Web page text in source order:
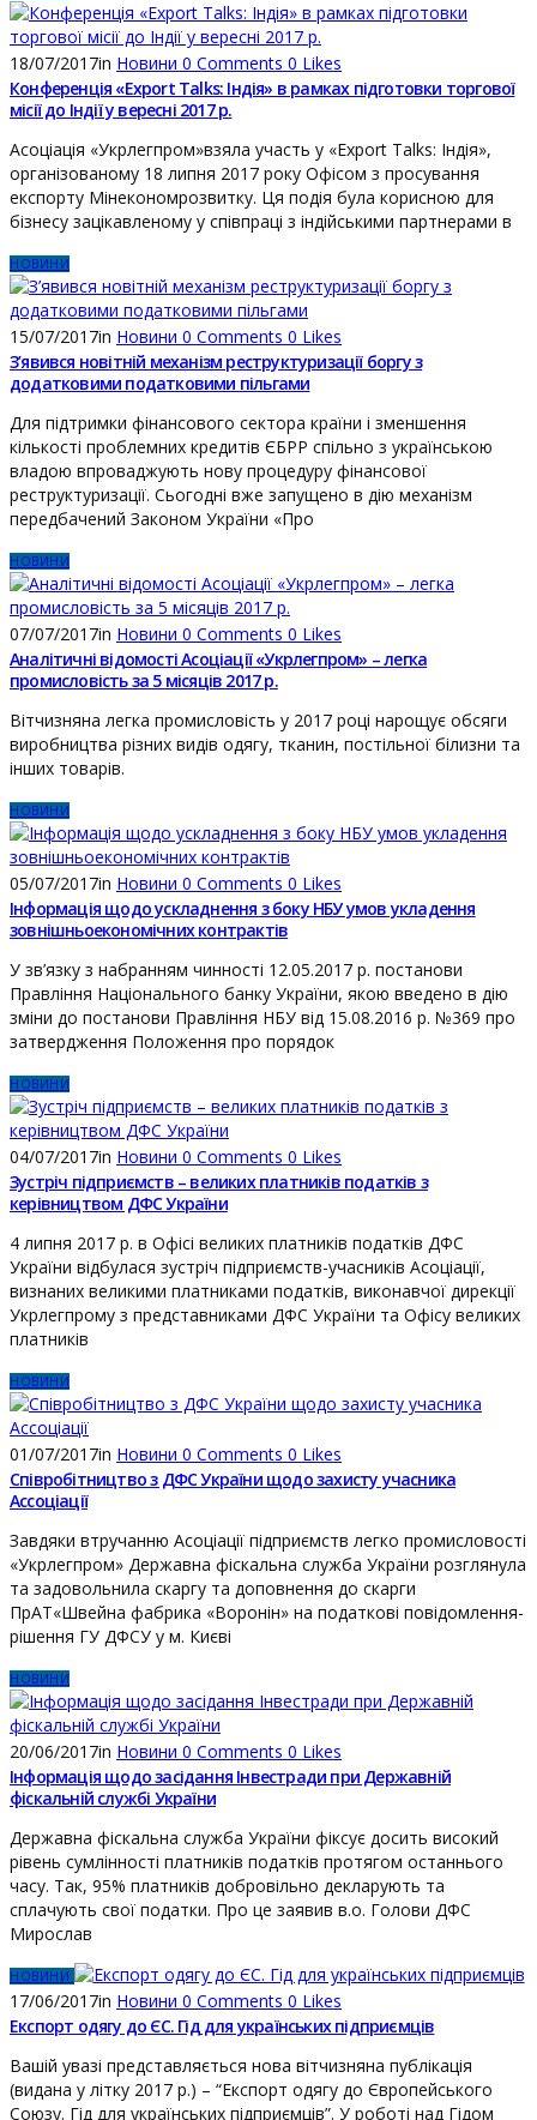
18/07/2017in Новини 0 Comments 0 Likes
Конференція «Export Talks: Індія» в рамках підготовки торгової
місії до Індії у вересні 2017 р.
Асоціація «Укрлегпром»взяла участь у «Export Talks: Індія»,
організованому 18 липня 2017 року Офісом з просування
експорту Мінекономрозвитку. Ця подія була корисною для
бізнесу зацікавленому у співпраці з індійськими партнерами в
НОВИНИ
15/07/2017in Новини 0 Comments 0 Likes
З’явився новітній механізм реструктуризації боргу з
додатковими податковими пільгами
Для підтримки фінансового сектора країни і зменшення
кількості проблемних кредитів ЄБРР спільно з українською
владою впроваджують нову процедуру фінансової
реструктуризації. Сьогодні вже запущено в дію механізм
передбачений Законом України «Про
НОВИНИ
07/07/2017in Новини 0 Comments 0 Likes
Аналітичні відомості Асоціації «Укрлегпром» – легка
промисловість за 5 місяців 2017 р.
Вітчизняна легка промисловість у 2017 році нарощує обсяги
виробництва різних видів одягу, тканин, постільної білизни та
інших товарів.
НОВИНИ
05/07/2017in Новини 0 Comments 0 Likes
Інформація щодо ускладнення з боку НБУ умов укладення
зовнішньоекономічних контрактів
У зв’язку з набранням чинності 12.05.2017 р. постанови
Правління Національного банку України, якою введено в дію
зміни до постанови Правління НБУ від 15.08.2016 р. №369 про
затвердження Положення про порядок
НОВИНИ
04/07/2017in Новини 0 Comments 0 Likes
Зустріч підприємств – великих платників податків з
керівництвом ДФС України
4 липня 2017 р. в Офісі великих платників податків ДФС
України відбулася зустріч підприємств-учасників Асоціації,
визнаних великими платниками податків, виконавчої дирекції
Укрлегпрому з представниками ДФС України та Офісу великих
платників
НОВИНИ
01/07/2017in Новини 0 Comments 0 Likes
Співробітництво з ДФС України щодо захисту учасника
Ассоціації
Завдяки втручанню Асоціації підприємств легко промисловості
«Укрлегпром» Державна фіскальна служба України розглянула
та задовольнила скаргу та доповнення до скарги
ПрАТ«Швейна фабрика «Воронін» на податкові повідомлення-
рішення ГУ ДФСУ у м. Києві
НОВИНИ
20/06/2017in Новини 0 Comments 0 Likes
Інформація щодо засідання Інвестради при Державній
фіскальній службі України
Державна фіскальна служба України фіксує досить високий
рівень сумлінності платників податків протягом останнього
часу. Так, 95% платників добровільно декларують та
сплачують свої податки. Про це заявив в.о. Голови ДФС
Мирослав
НОВИНИ
17/06/2017in Новини 0 Comments 0 Likes
Експорт одягу до ЄС. Гід для українських підприємців
Вашій увазі представляється нова вітчизняна публікація
(видана у літку 2017 р.) – “Експорт одягу до Європейського
Союзу. Гід для українських підприємців”. У роботі над Гідом